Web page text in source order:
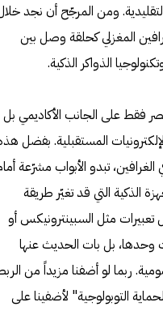
ومن المرجّح أن نجد
المغزلي كحلقة وصل بين
الذواكر الذكية.
فقط على الجانب الأكاديمي بل
المستقبلية. بفضل
تبدو الأبواب مشرّعة
الذكية التي قد تغيّر طريقة
تعبيرات مثل السبينترونيكس أو
وحدها، بل بات الحديث عنها
ربما لو أضفنا مزيداً من
التوبولوجية" لأضفينا على